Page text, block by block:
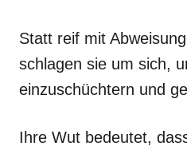
Statt reif mit
schlagen sie um sich,
einzuschüchtern und
Ihre Wut bedeutet,